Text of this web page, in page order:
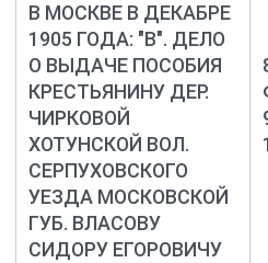
В МОСКВЕ В ДЕКАБРЕ
1905 ГОДА: "В". ДЕЛО
О ВЫДАЧЕ ПОСОБИЯ
КРЕСТЬЯНИНУ ДЕР.
ЧИРКОВОЙ
ХОТУНСКОЙ ВОЛ.
СЕРПУХОВСКОГО
УЕЗДА МОСКОВСКОЙ
ГУБ. ВЛАСОВУ
СИДОРУ ЕГОРОВИЧУ